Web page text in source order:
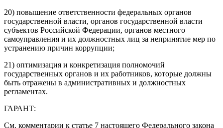
20) повышение ответственности федеральных органов
государственной власти, органов государственной власти
субъектов Российской Федерации, органов местного
самоуправления и их должностных лиц за непринятие мер по
устранению причин коррупции;
21) оптимизация и конкретизация полномочий
государственных органов и их работников, которые должны
быть отражены в административных и должностных
регламентах.
ГАРАНТ:
См. комментарии к статье 7 настоящего Федерального закона